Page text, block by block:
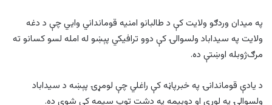
په میدان وردګو ولایت کې د طالبانو امنیه قومانداني وایي چې د دغه
ولایت په سیداباد ولسوالۍ کې دوو ترافیکي پېښو له امله لسو کسانو ته
مرګ‌ژوبله اوښتې ده.
د یادې قوماندانۍ په خبرپاڼه کې راغلي چې لومړۍ پېښه د سیداباد
ولسوالۍ په لوړې او دوېیمه په دشت توپ سیمه کې شوې ده.